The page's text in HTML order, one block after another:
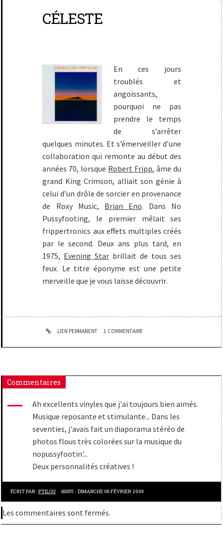
CÉLESTE
En ces jours
troublés et
angoissants,
pourquoi ne pas
prendre le temps
de s’arrêter
quelques minutes. Et s’émerveiller d’une
collaboration qui remonte au début des
années 70, lorsque Robert Fripp, âme du
grand King Crimson, alliait son génie à
celui d’un drôle de sorcier en provenance
de Roxy Music, Brian Eno. Dans No
Pussyfooting, le premier mêlait ses
frippertronics aux effets multiples créés
par le second. Deux ans plus tard, en
1975, Evening Star brillait de tous ses
feux. Le titre éponyme est une petite
merveille que je vous laisse découvrir.
LIEN PERMANENT 1 COMMENTAIRE
Commentaires
Ah excellents vinyles que j'ai toujours bien aimés.
Musique reposante et stimulante... Dans les
seventies, j'avais fait un diaporama stéréo de
photos flous très colorées sur la musique du
nopussyfootin'...
Deux personnalités créatives !
ÉCRIT PAR :PTILOU 18H55 -DIMANCHE 08FÉVRIER 2009
Les commentaires sont fermés.